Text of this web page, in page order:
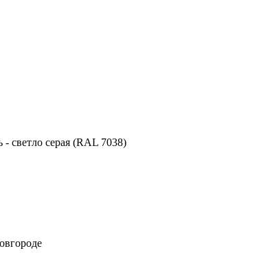
светло серая (RAL 7038)